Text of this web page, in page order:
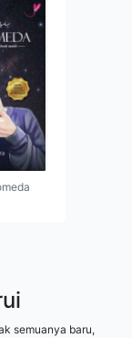
semuanya baru,